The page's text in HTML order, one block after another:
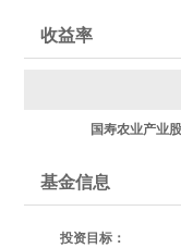
收益率
国寿农业产业
基金信息
投资目标：